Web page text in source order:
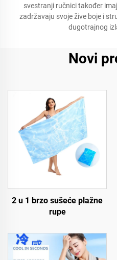
svestranji ručnici također
zadržavaju svoje žive boje i
dugotrajnog
Novi
2 u 1 brzo sušeće plažne
rupe